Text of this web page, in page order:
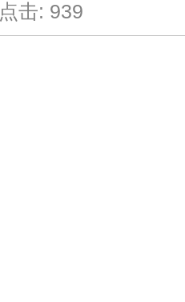
点击: 939